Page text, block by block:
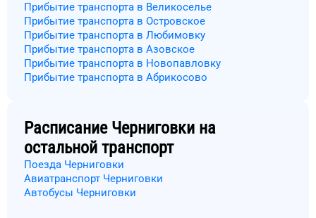
Прибытие транспорта в Великоселье
Прибытие транспорта в Островское
Прибытие транспорта в Любимовку
Прибытие транспорта в Азовское
Прибытие транспорта в Новопавловку
Прибытие транспорта в Абрикосово
Расписание Черниговки на
остальной транспорт
Поезда Черниговки
Авиатранспорт Черниговки
Автобусы Черниговки